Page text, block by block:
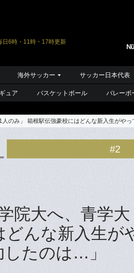
日6時・11時・17時更新
海外サッカー サッカー日本代表
ュア バスケットボール バレーボ
のみ」 箱根駅伝強豪校にはどんな新入生がや
#2
院大へ、青学
んな新入生が
たのは…」